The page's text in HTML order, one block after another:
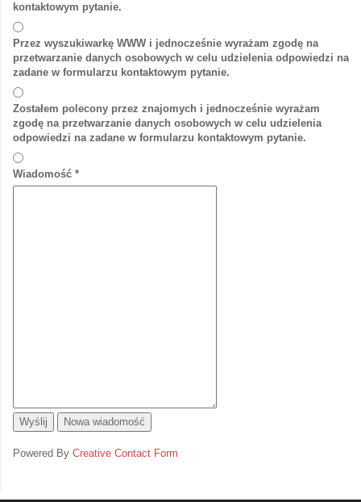
kontaktowym pytanie.
Przez wyszukiwarkę WWW i jednocześnie wyrażam zgodę na
przetwarzanie danych osobowych w celu udzielenia odpowiedzi na
zadane w formularzu kontaktowym pytanie.
Zostałem polecony przez znajomych i jednocześnie wyrażam
zgodę na przetwarzanie danych osobowych w celu udzielenia
odpowiedzi na zadane w formularzu kontaktowym pytanie.
Wiadomość *
Powered By Creative Contact Form